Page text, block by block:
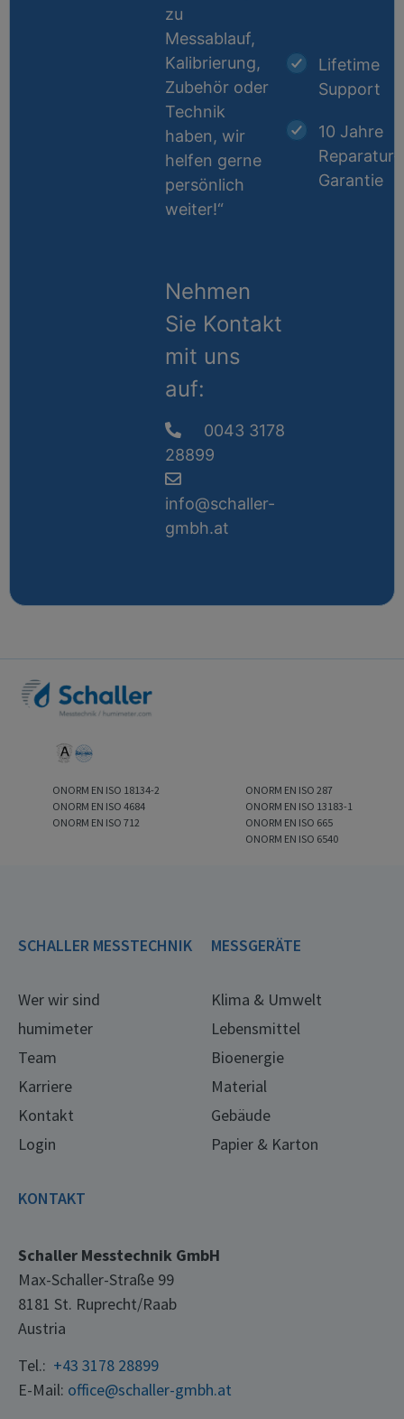
zu
Messablauf,
Kalibrierung,
Zubehör oder
Technik
haben, wir
helfen gerne
persönlich
weiter!“
Nehmen
Sie Kontakt
mit uns
auf:
0043 3178
28899
info@schaller-
gmbh.at
Lifetime
Support
10 Jahre
Reparatur-
Garantie
ONORM EN ISO 18134-2
ONORM EN ISO 4684
ONORM EN ISO 712
ONORM EN ISO 287
ONORM EN ISO 13183-1
ONORM EN ISO 665
ONORM EN ISO 6540
SCHALLER MESSTECHNIK
Wer wir sind
humimeter
Team
Karriere
Kontakt
Login
MESSGERÄTE
Klima & Umwelt
Lebensmittel
Bioenergie
Material
Gebäude
Papier & Karton
KONTAKT
Schaller Messtechnik GmbH
Max-Schaller-Straße 99
8181 St. Ruprecht/Raab
Austria
Tel.: +43 3178 28899
E-Mail: office@schaller-gmbh.at